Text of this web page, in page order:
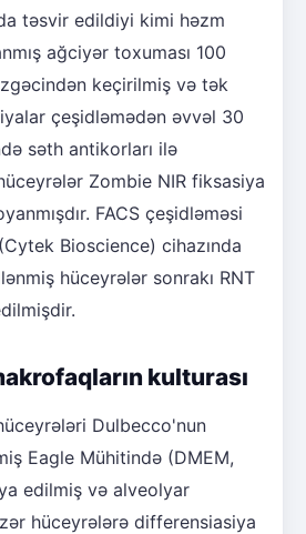
təsvir edildiyi kimi həzm
ağciyər toxuması 100
keçirilmiş və tək
çeşidləmədən əvvəl 30
səth antikorları ilə
Zombie NIR fiksasiya
FACS çeşidləməsi
Bioscience) cihazında
hüceyrələr sonrakı RNT
kulturası
Dulbecco'nun
Eagle Mühitində (DMEM,
edilmiş və alveolyar
hüceyrələrə differensiasiya